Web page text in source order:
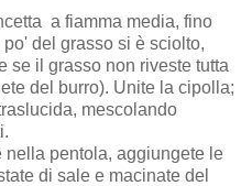
a fiamma media, fino
del grasso si è sciolto,
se il grasso non riveste tutta
del burro). Unite la cipolla;
mescolando
pentola, aggiungete le
di sale e macinate del